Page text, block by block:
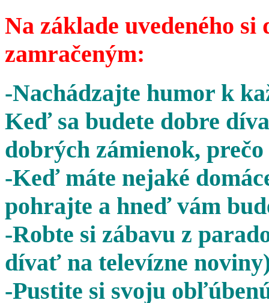
Na základe uvedeného
zamračeným:
-Nachádzajte humor k
Keď sa budete dobre
dobrých zámienok,
-Keď máte nejaké
pohrajte a hneď vám
-Robte si zábavu z
dívať na televízne
-Pustite si svoju